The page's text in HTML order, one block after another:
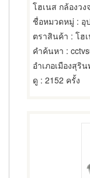
โฮเนส กล้องว
ชื่อหมวดหมู่ : อุปกร
ตราสินค้า : โฮ
คำค้นหา :
อำเภอเมืองสุริน
ดู : 2152 ครั้ง